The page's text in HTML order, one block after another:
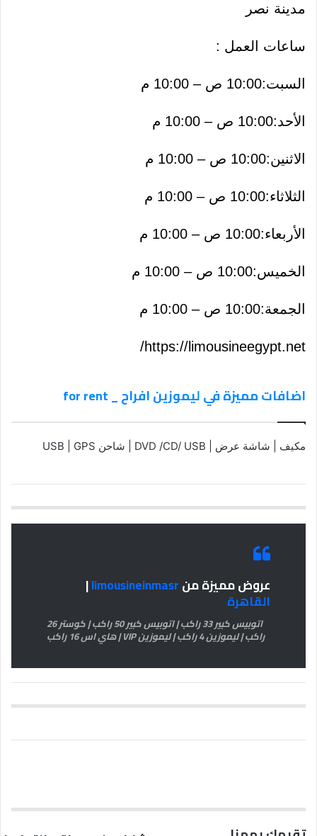
مدينة نصر
ساعات العمل :
السبت:10:00 ص – 10:00 م
الأحد:10:00 ص – 10:00 م
الاثنين:10:00 ص – 10:00 م
الثلاثاء:10:00 ص – 10:00 م
الأربعاء:10:00 ص – 10:00 م
الخميس:10:00 ص – 10:00 م
الجمعة:10:00 ص – 10:00 م
https://limousineegypt.net/
اضافات مميزة في ليموزين افراح _ for rent
مكيف | شاشة عرض | DVD /CD/ USB | شاحن USB | GPS
عروض مميزة منlimousineinmasr
|
القاهرة
اتوبيس كبير 33 راكب | اتوبيس كبير 50 راكب | كوستر 26
راكب | ليموزين 4 راكب | ليموزين VIP | هاي اس 16 راكب